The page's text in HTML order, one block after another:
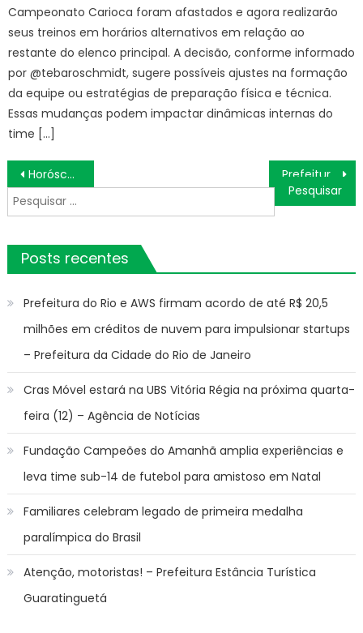
Campeonato Carioca foram afastados e agora realizarão
seus treinos em horários alternativos em relação ao
restante do elenco principal. A decisão, conforme informado
por @tebaroschmidt, sugere possíveis ajustes na formação
da equipe ou estratégias de preparação física e técnica.
Essas mudanças podem impactar dinâmicas internas do
time […]
Navegação
de
Post
Horóscopo de Hoje Previsões dos astros, cor e número da sorte do seu signo, Quarta (14/05/2025)
Prefeitura de Guaratinguetá abre seleção de artesãos para participar da tradicional Festa de Aniversário da cidade
Pesquisar
por:
Posts recentes
Prefeitura do Rio e AWS firmam acordo de até R$ 20,5
milhões em créditos de nuvem para impulsionar startups
– Prefeitura da Cidade do Rio de Janeiro
Cras Móvel estará na UBS Vitória Régia na próxima quarta-
feira (12) – Agência de Notícias
Fundação Campeões do Amanhã amplia experiências e
leva time sub-14 de futebol para amistoso em Natal
Familiares celebram legado de primeira medalha
paralímpica do Brasil
Atenção, motoristas! – Prefeitura Estância Turística
Guaratinguetá